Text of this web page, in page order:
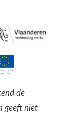
de
geeft niet